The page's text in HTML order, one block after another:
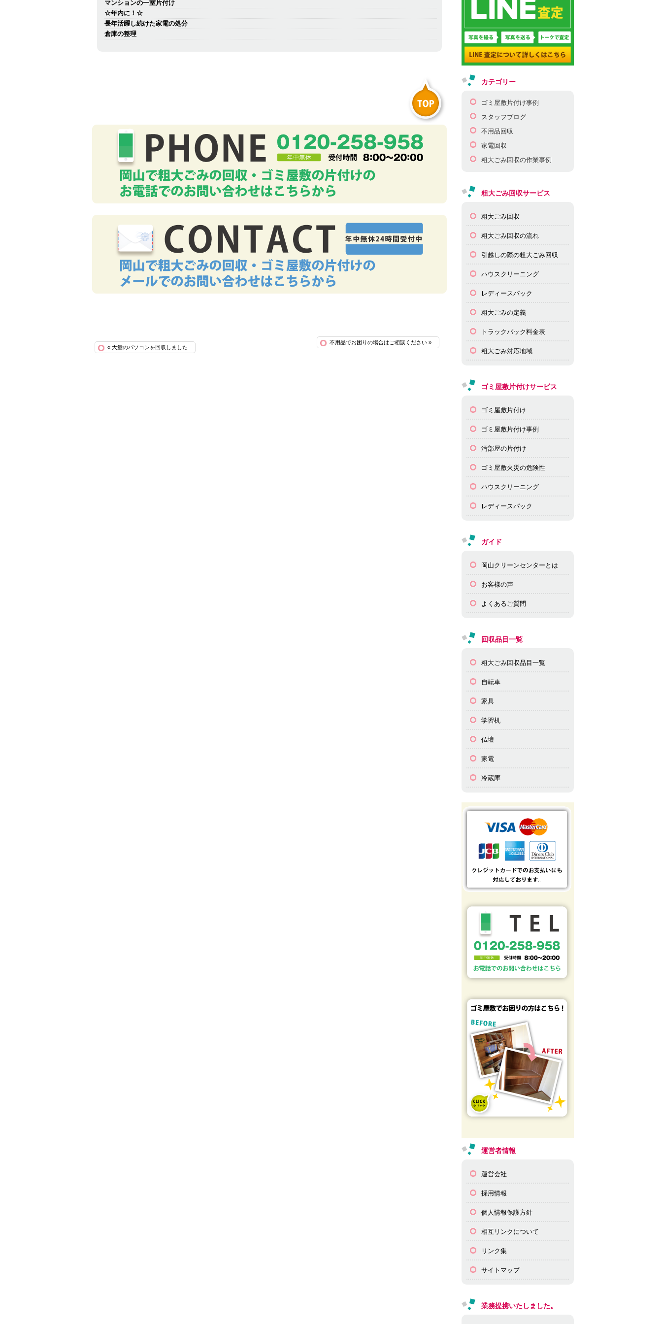
マンションの一室片付け
☆年内に！☆
長年活躍し続けた家電の処分
倉庫の整理
« 大量のパソコンを回収しました
不用品でお困りの場合はご相談ください »
カテゴリー
ゴミ屋敷片付け事例
スタッフブログ
不用品回収
家電回収
粗大ごみ回収の作業事例
粗大ごみ回収サービス
粗大ごみ回収
粗大ごみ回収の流れ
引越しの際の粗大ごみ回収
ハウスクリーニング
レディースパック
粗大ごみの定義
トラックパック料金表
粗大ごみ対応地域
ゴミ屋敷片付けサービス
ゴミ屋敷片付け
ゴミ屋敷片付け事例
汚部屋の片付け
ゴミ屋敷火災の危険性
ハウスクリーニング
レディースパック
ガイド
岡山クリーンセンターとは
お客様の声
よくあるご質問
回収品目一覧
粗大ごみ回収品目一覧
自転車
家具
学習机
仏壇
家電
冷蔵庫
運営者情報
運営会社
採用情報
個人情報保護方針
相互リンクについて
リンク集
サイトマップ
業務提携いたしました。